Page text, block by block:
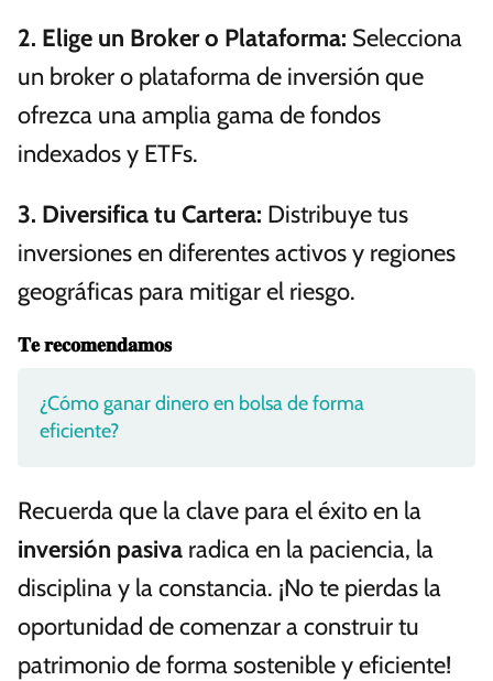
2. Elige un Broker o Plataforma: Selecciona
un broker o plataforma de inversión que
ofrezca una amplia gama de fondos
indexados y ETFs.
3. Diversifica tu Cartera: Distribuye tus
inversiones en diferentes activos y regiones
geográficas para mitigar el riesgo.
𝐓𝐞 𝐫𝐞𝐜𝐨𝐦𝐞𝐧𝐝𝐚𝐦𝐨𝐬
¿Cómo ganar dinero en bolsa de forma
eficiente?
Recuerda que la clave para el éxito en la
inversión pasiva radica en la paciencia, la
disciplina y la constancia. ¡No te pierdas la
oportunidad de comenzar a construir tu
patrimonio de forma sostenible y eficiente!